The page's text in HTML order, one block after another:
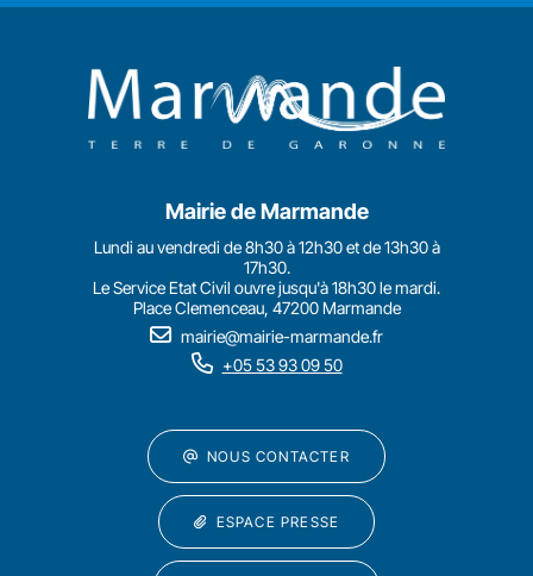
Mairie de Marmande
Lundi au vendredi de 8h30 à 12h30 et de 13h30 à
17h30.
Le Service Etat Civil ouvre jusqu'à 18h30 le mardi.
Place Clemenceau, 47200 Marmande
mairie@mairie-marmande.fr
+05 53 93 09 50
NOUS CONTACTER
ESPACE PRESSE